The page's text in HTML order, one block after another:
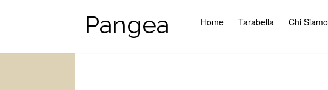
Pangea Home Tarabella Chi Siamo